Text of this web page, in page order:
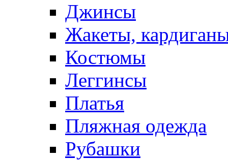
Джинсы
Жакеты,
Костюмы
Леггинсы
Платья
Пляжная одежда
Рубашки